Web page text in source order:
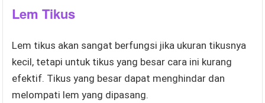
Lem Tikus
Lem tikus akan sangat berfungsi jika ukuran tikusnya
kecil, tetapi untuk tikus yang besar cara ini kurang
efektif. Tikus yang besar dapat menghindar dan
melompati lem yang dipasang.